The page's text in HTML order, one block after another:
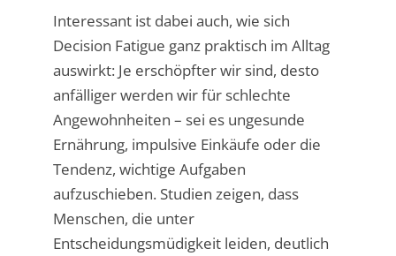
Interessant ist dabei auch, wie sich
Decision Fatigue ganz praktisch im Alltag
auswirkt: Je erschöpfter wir sind, desto
anfälliger werden wir für schlechte
Angewohnheiten – sei es ungesunde
Ernährung, impulsive Einkäufe oder die
Tendenz, wichtige Aufgaben
aufzuschieben. Studien zeigen, dass
Menschen, die unter
Entscheidungsmüdigkeit leiden, deutlich